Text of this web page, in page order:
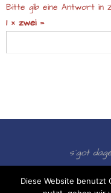
Bitte gib eine Antwort in
1 × zwei =
s´got
Präsentiert
Diese Website benutzt